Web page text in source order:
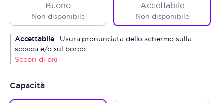
Buono
Non disponibile
Accettabile
Non disponibile
Accettabile : Usura pronunciata dello schermo sulla
scocca e/o sul bordo
Scopri di più
Capacità